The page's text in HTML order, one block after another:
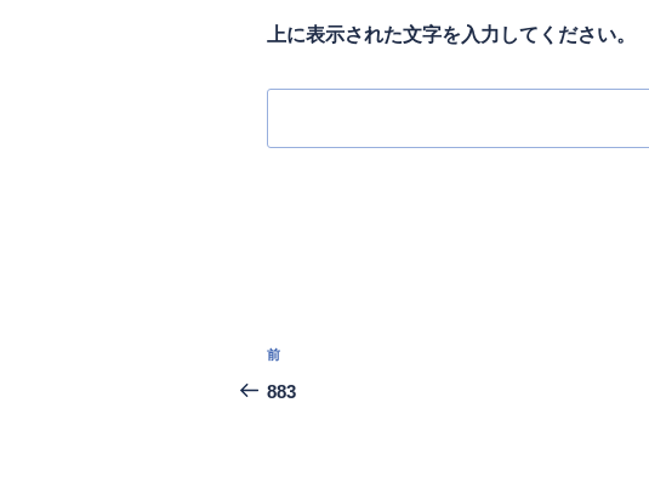
上に表示された文字を入力してください。
投
稿
前
の
前
883